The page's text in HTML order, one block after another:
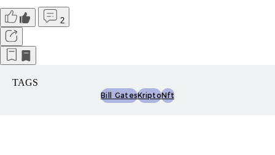
2
TAGS
Bill GatesKriptoNft